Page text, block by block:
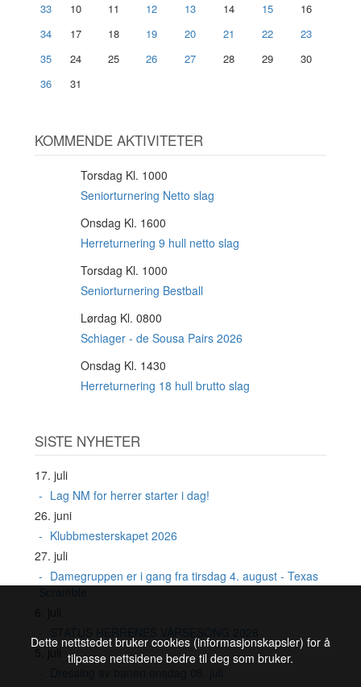
33
10 11 12 13 14 15
16
34
17 18 19 20 21 22
23
35
24 25 26 27 28 29
30
36
31
KOMMENDE AKTIVITETER
Torsdag Kl. 1000
Seniorturnering Netto slag
Onsdag Kl. 1600
Herreturnering 9 hull netto slag
Torsdag Kl. 1000
Seniorturnering Bestball
Lørdag Kl. 0800
Schiager - de Sousa Pairs 2026
Onsdag Kl. 1430
Herreturnering 18 hull brutto slag
SISTE NYHETER
17. juli
Lag NM for herrer starter i dag!
26. juni
Klubbmesterskapet 2026
27. juli
Damegruppen er i gang fra tirsdag 4. august - Texas
Dette nettstedet bruker cookies (informasjonskapsler) for å
tilpasse nettsidene bedre til deg som bruker.